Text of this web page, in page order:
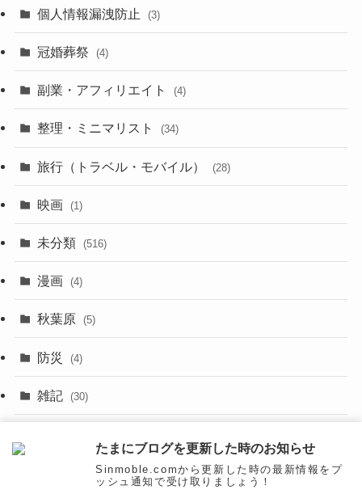
(6)
(8)
(9)
(3)
(3)
(3)
(6)
(20)
(31)
(27)
(31)
個人情報漏洩防止 (3)
冠婚葬祭 (4)
副業・アフィリエイト (4)
整理・ミニマリスト (34)
旅行（トラベル・モバイル） (28)
映画 (1)
未分類 (516)
漫画 (4)
秋葉原 (5)
防災 (4)
雑記 (30)
たまにブログを更新した時のお知らせ
Sinmoble.comから更新した時の最新情報をプ
ッシュ通知で受け取りましょう！